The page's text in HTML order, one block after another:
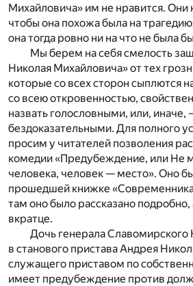
Михайловича» им не нравится. Они
чтобы она похожа была на
она тогда ровно ни на что не была
Мы берем на себя смелость
Николая Михайловича» от тех
которые со всех сторон сыплются
со всею откровенностью,
назвать голословными, или, иначе,
бездоказательными. Для полного
просим у читателей позволения
комедии «Предубеждение, или Не
человека, человек — место». Оно
прошедшей книжке
там оно было рассказано
вкратце.
Дочь генерала Славомирского
в станового пристава Андрея
служащего приставом по
имеет предубеждение против